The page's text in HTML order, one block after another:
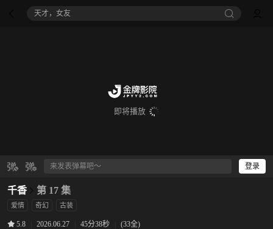
天才，女友
即将播放
登录
千香 第 17 集
爱情 奇幻 古装
5.8 2026.06.27 45分38秒 (33全)